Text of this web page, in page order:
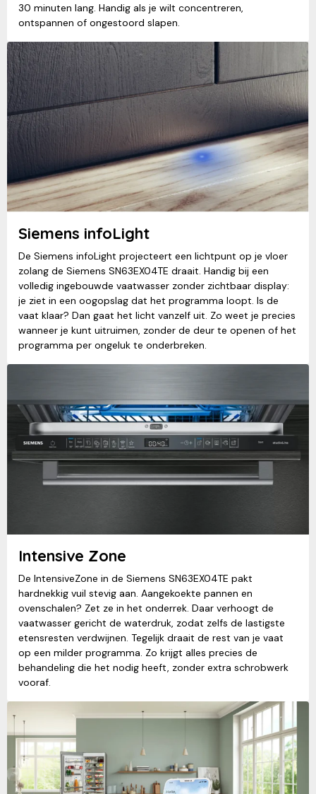
30 minuten lang. Handig als je wilt concentreren,
ontspannen of ongestoord slapen.
Siemens infoLight
De Siemens infoLight projecteert een lichtpunt op je vloer
zolang de Siemens SN63EX04TE draait. Handig bij een
volledig ingebouwde vaatwasser zonder zichtbaar display:
je ziet in een oogopslag dat het programma loopt. Is de
vaat klaar? Dan gaat het licht vanzelf uit. Zo weet je precies
wanneer je kunt uitruimen, zonder de deur te openen of het
programma per ongeluk te onderbreken.
Intensive Zone
De IntensiveZone in de Siemens SN63EX04TE pakt
hardnekkig vuil stevig aan. Aangekoekte pannen en
ovenschalen? Zet ze in het onderrek. Daar verhoogt de
vaatwasser gericht de waterdruk, zodat zelfs de lastigste
etensresten verdwijnen. Tegelijk draait de rest van je vaat
op een milder programma. Zo krijgt alles precies de
behandeling die het nodig heeft, zonder extra schrobwerk
vooraf.